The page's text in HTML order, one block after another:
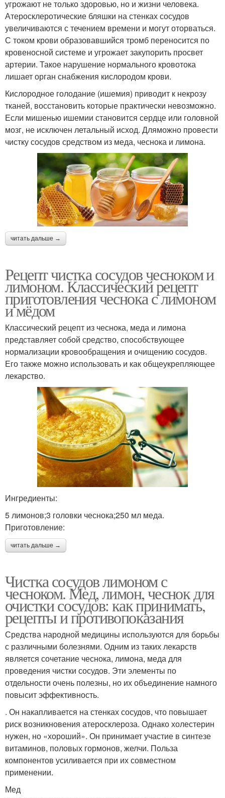
угрожают не только здоровью, но и жизни человека.
Атеросклеротические бляшки на стенках сосудов
увеличиваются с течением времени и могут оторваться.
С током крови образовавшийся тромб переносится по
кровеносной системе и угрожает закупорить просвет
артерии. Такое нарушение нормального кровотока
лишает орган снабжения кислородом крови.
Кислородное голодание (ишемия) приводит к некрозу
тканей, восстановить которые практически невозможно.
Если мишенью ишемии становится сердце или головной
мозг, не исключен летальный исход. Дляможно провести
чистку сосудов средством из меда, чеснока и лимона.
читать дальше →
Рецепт чистка сосудов чесноком и
лимоном. Классический рецепт
приготовления чеснока с лимоном
и мёдом
Классический рецепт из чеснока, меда и лимона
представляет собой средство, способствующее
нормализации кровообращения и очищению сосудов.
Его также можно использовать и как общеукрепляющее
лекарство.
Ингредиенты:
5 лимонов;3 головки чеснока;250 мл меда.
Приготовление:
читать дальше →
Чистка сосудов лимоном с
чесноком. Мед, лимон, чеснок для
очистки сосудов: как принимать,
рецепты и противопоказания
Средства народной медицины используются для борьбы
с различными болезнями. Одним из таких лекарств
является сочетание чеснока, лимона, меда для
проведения чистки сосудов. Эти элементы по
отдельности очень полезны, но их объединение намного
повысит эффективность.
. Он накапливается на стенках сосудов, что повышает
риск возникновения атеросклероза. Однако холестерин
нужен, но «хороший». Он принимает участие в синтезе
витаминов, половых гормонов, желчи. Польза
компонентов усиливается при их совместном
применении.
Мед